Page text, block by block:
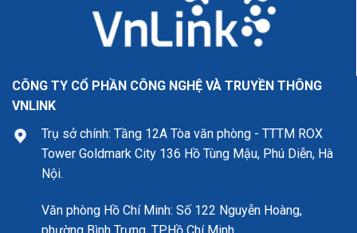
CÔNG TY CỔ PHẦN CÔNG NGHỆ VÀ TRUYỀN THÔNG
VNLINK
Trụ sở chính: Tầng 12A Tòa văn phòng - TTTM ROX
Tower Goldmark City 136 Hồ Tùng Mậu, Phú Diễn, Hà
Nội.
Văn phòng Hồ Chí Minh: Số 122 Nguyễn Hoàng,
phường Bình Trưng, TP.Hồ Chí Minh.